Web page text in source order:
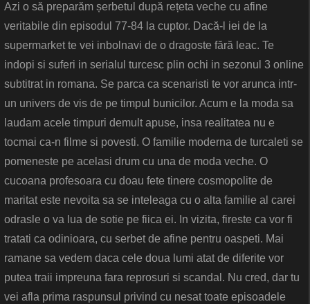
Azi o să preparăm șerbetul după rețeta veche cu afine
veritabile din episodul 77-84 la cuptor. Dacă-l iei de la
supermarket te vei inbolnavi de o dragoste fără leac. Te
indopi si suferi in serialul turcesc plin ochi in sezonul 3 online
subtitrat in romana. Se parca ca scenaristi te vor arunca intr-
un univers de vis de pe timpul bunicilor. Acum e la moda sa
laudam acele timpuri demult apuse, insa realitatea nu e
tocmai ca-n filme si povesti. O familie moderna de turcaleti se
pomeneste pe acelasi drum cu una de moda veche. O
cucoana profesoara cu doau fete tinere cosmopolite de
maritat este nevoita sa se inteleaga cu o alta familie al carei
odrasle o va lua de sotie pe fiica ei. In vizita, fireste ca vor fi
tratati ca odinioara, cu serbet de afine pentru oaspeti. Mai
ramane sa vedem daca cele doua lumi atat de diferite vor
putea traii impreuna fara reprosuri si scandal. Nu cred, dar tu
vei afla prima raspunsul privind cu nesat toate episoadele